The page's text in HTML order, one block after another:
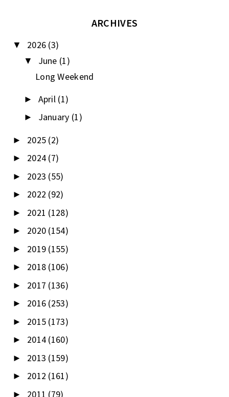
ARCHIVES
▼ 2026 (3)
▼ June (1)
Long Weekend
► April (1)
► January (1)
► 2025 (2)
► 2024 (7)
► 2023 (55)
► 2022 (92)
► 2021 (128)
► 2020 (154)
► 2019 (155)
► 2018 (106)
► 2017 (136)
► 2016 (253)
► 2015 (173)
► 2014 (160)
► 2013 (159)
► 2012 (161)
► 2011 (79)